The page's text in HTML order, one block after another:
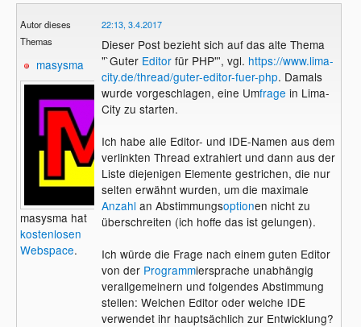
Autor dieses
Themas
masysma
masysma hat
kostenlosen
Webspace.
22:13, 3.4.2017
Dieser Post bezieht sich auf das alte Thema
"`Guter Editorfür PHP"', vgl. https://www.lima-
city.de/thread/guter-editor-fuer-php. Damals
wurde vorgeschlagen, eine Umfrage in Lima-
City zu starten.
Ich habe alle Editor- und IDE-Namen aus dem
verlinkten Thread extrahiert und dann aus der
Liste diejenigen Elemente gestrichen, die nur
selten erwähnt wurden, um die maximale
Anzahl an Abstimmungsoptionen nicht zu
überschreiten (ich hoffe das ist gelungen).
Ich würde die Frage nach einem guten Editor
von der Programmiersprache unabhängig
verallgemeinern und folgendes Abstimmung
stellen: Welchen Editor oder welche IDE
verwendet ihr hauptsächlich zur Entwicklung?